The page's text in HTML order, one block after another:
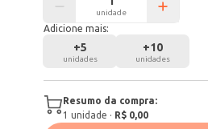
unidade
Adicione mais:
+5
unidades
+10
unidades
Resumo da compra:
1 unidade · R$ 0,00